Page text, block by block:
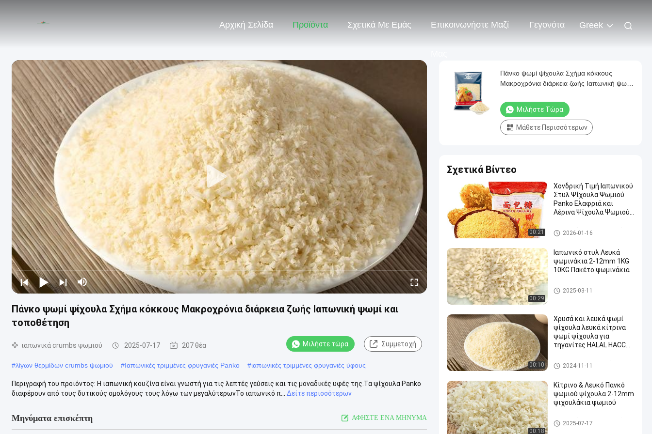
Αρχική Σελίδα Προϊόντα Σχετικά Με Εμάς Επικοινωνήστε Μαζί Γεγονότα Greek
Πάνκο ψωμί ψίχουλα Σχήμα κόκκους Μακροχρόνια διάρκεια ζωής Ιαπωνική ψωμί και
τοποθέτηση
ιαπωνικά crumbs ψωμιού 2025-07-17 207 θέα Μιλήστε τώρα. Συμμετοχή
#λίγων θερμίδων crumbs ψωμιού #Ιαπωνικές τριμμένες φρυγανιές Panko #ιαπωνικές τριμμένες φρυγανιές ύφους
Περιγραφή του προϊόντος: Η ιαπωνική κουζίνα είναι γνωστή για τις λεπτές γεύσεις και τις μοναδικές υφές της.Τα ψίχουλα Panko
διαφέρουν από τους δυτικούς ομολόγους τους λόγω των μεγαλύτερωνΤο ιαπωνικό π...
Δείτε περισσότερων
Μηνύματα επισκέπτη ΑΦΗΣΤΕ ΕΝΑ ΜΗΝΥΜΑ
Πάνκο ψωμί ψίχουλα Σχήμα κόκκους
Μακροχρόνια διάρκεια ζωής Ιαπωνική ψωμί
Μιλήστε Τώρα.
Μάθετε Περισσότερων
Σχετικά Βίντεο
00:21
Χονδρική Τιμή Ιαπωνικού
Στυλ Ψίχουλα Ψωμιού
Panko Ελαφριά και
Αέρινα Ψίχουλα Ψωμιού
ιαπωνικά crumbs ψωμιού
2026-01-16
00:29
Ιαπωνικό στυλ Λευκά
ψωμινάκια 2-12mm 1KG
10KG Πακέτο ψωμινάκια
ιαπωνικά crumbs ψωμιού
2025-03-11
00:10
Χρυσά και λευκά ψωμί
ψίχουλα λευκά κίτρινα
ψωμί ψίχουλα για
τηγανίτες HALAL HACCP
Ξηρά Crumbs ψωμιού
2024-11-11
00:18
Κίτρινο & Λευκό Πανκό
ψωμιού ψίχουλα 2-12mm
ψιχουλάκια ψωμιού
ιαπωνικά crumbs ψωμιού
2025-07-17